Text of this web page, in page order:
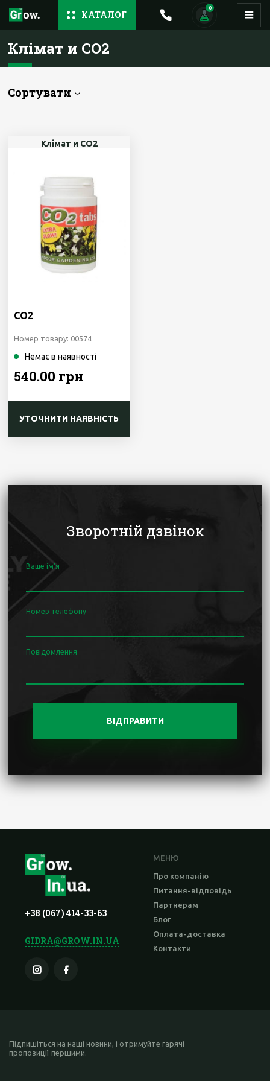
КАТАЛОГ
0
Клімат и CO2
Сортувати
Клімат и CO2
CO2
Номер товару: 00574
Немає в наявності
540.00 грн
УТОЧНИТИ НАЯВНІСТЬ
Зворотній дзвінок
Ваше ім'я
Номер телефону
Повідомлення
ВІДПРАВИТИ
+38 (067) 414-33-63
GIDRA@GROW.IN.UA
МЕНЮ
Про компанію
Питання-відповідь
Партнерам
Блог
Оплата-доставка
Контакти
Підпишіться на наші новини, і отримуйте гарячі
пропозиції першими.